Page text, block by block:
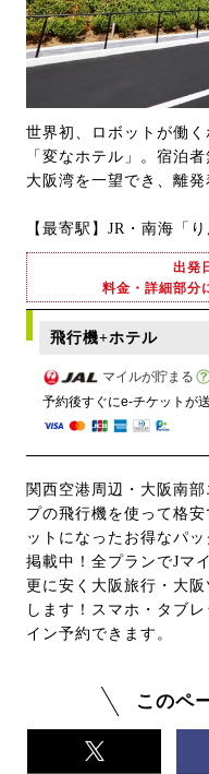
世界初、ロボットが働
「変なホテル」。宿泊
大阪湾を一望でき、離発
【最寄駅】JR・南海「
出発
料金・詳細部分
飛行機+ホテル
マイルが貯まる
予約後すぐにe-チケットが
関西空港周辺・大阪南
プの飛行機を使って格
ットになったお得なパ
掲載中！全プランでJマ
更に安く大阪旅行・大
します！スマホ・タブ
イン予約できます。
このペ